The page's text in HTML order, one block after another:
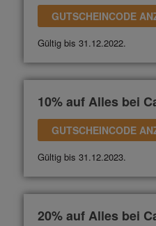
GUTSCHEINCODE
Gültig bis 31.12.2022.
10% auf Alles bei
GUTSCHEINCODE
Gültig bis 31.12.2023.
20% auf Alles bei